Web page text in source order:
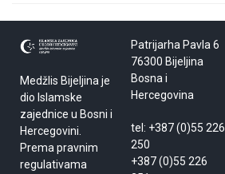
Medžlis Bijeljina je
dio Islamske
zajednice u Bosni i
Hercegovini.
Prema pravnim
regulativama
Patrijarha Pavla 6
76300 Bijeljina
Bosna i
Hercegovina
tel: +387 (0)55 226
250
+387 (0)55 226